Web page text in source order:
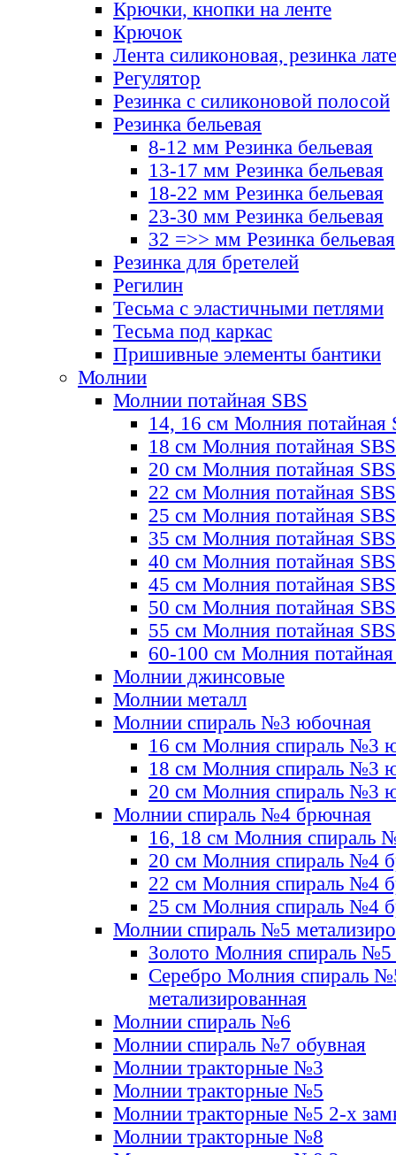
Крючки, кнопки на ленте
Крючок
Лента силиконовая, резинка
Регулятор
Резинка с силиконовой полосой
Резинка бельевая
8-12 мм Резинка бельевая
13-17 мм Резинка бельевая
18-22 мм Резинка бельевая
23-30 мм Резинка бельевая
32 =>> мм Резинка бельевая
Резинка для бретелей
Регилин
Тесьма с эластичными петлями
Тесьма под каркас
Пришивные элементы бантики
Молнии
Молнии потайная SBS
14, 16 см Молния потайная
18 см Молния потайная SBS
20 см Молния потайная SBS
22 см Молния потайная SBS
25 см Молния потайная SBS
35 см Молния потайная SBS
40 см Молния потайная SBS
45 см Молния потайная SBS
50 см Молния потайная SBS
55 см Молния потайная SBS
60-100 см Молния
Молнии джинсовые
Молнии металл
Молнии спираль №3 юбочная
16 см Молния спираль №3
18 см Молния спираль №3
20 см Молния спираль №3
Молнии спираль №4 брючная
16, 18 см Молния спираль
20 см Молния спираль №4
22 см Молния спираль №4
25 см Молния спираль №4
Молнии спираль №5
Золото Молния спираль №5
Серебро Молния спираль
метализированная
Молнии спираль №6
Молнии спираль №7 обувная
Молнии тракторные №3
Молнии тракторные №5
Молнии тракторные №5 2-х
Молнии тракторные №8